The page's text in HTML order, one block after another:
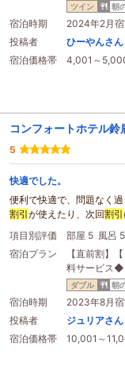
ツイン 朝
宿泊時期
2024年2月
投稿者
ひーやんさん
宿泊価格帯
4,001～
コンフォートホテル鈴
5
快適でした。
便利で快適で、問題なく
割引が使えたり、次回割引
項目別評価
部屋 5 風呂 5
宿泊プラン
【直前割】
料サービス◆
ダブル 朝
宿泊時期
2023年8月
投稿者
ジュリアさん
宿泊価格帯
10,001～